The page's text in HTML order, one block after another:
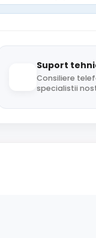
Suport
Consiliere
specialistii